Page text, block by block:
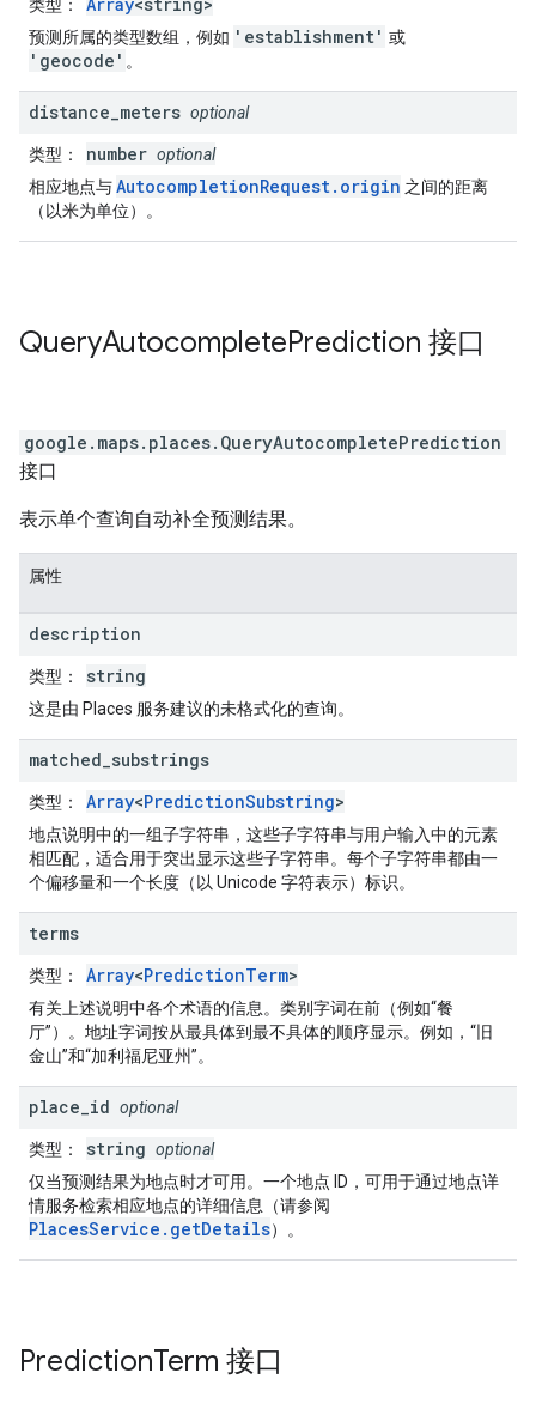
类型 ：
预测所属的类型数组，例如 'establishment' 或
'geocode' 。
distance meters optional
类型 ： number optional
相应地点与AutocompletionRequest.origin 之间的距离
（以米为单位）。
QueryAutocompletePrediction 接口
google.maps.places. QueryAutocompletePrediction
接口
表示单个查询自动补全预测结果。
属性
description
类型 ： string
这是由 Places 服务建议的未格式化的查询。
matched substrings
类型 ： Array<PredictionSubstring>
地点说明中的一组子字符串，这些子字符串与用户输入中的元素
相匹配，适合用于突出显示这些子字符串。每个子字符串都由一
个偏移量和一个长度（以 Unicode 字符表示）标识。
terms
类型 ： Array<PredictionTerm>
有关上述说明中各个术语的信息。类别字词在前（例如“餐
厅”）。地址字词按从最具体到最不具体的顺序显示。例如，“旧
金山”和“加利福尼亚州”。
place id optional
类型 ： string optional
仅当预测结果为地点时才可用。一个地点 ID，可用于通过地点详
情服务检索相应地点的详细信息（请参阅
PlacesService.getDetails）。
PredictionTerm 接口